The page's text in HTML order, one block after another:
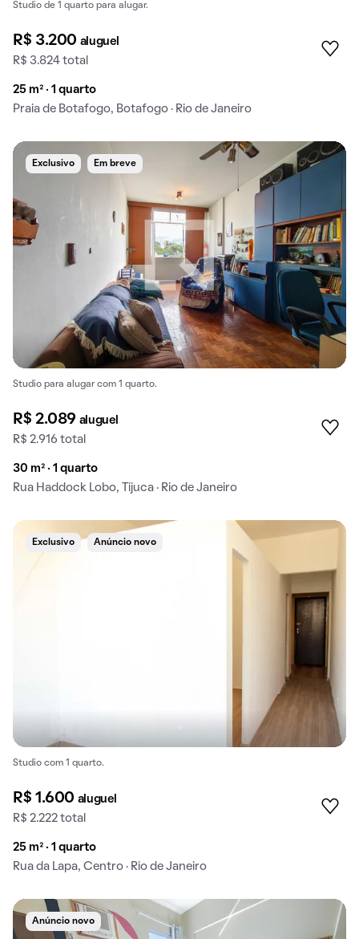
Studio de 1 quarto para alugar.
R$ 3.200 aluguel
R$ 3.824 total
25 m² · 1 quarto
Praia de Botafogo, Botafogo · Rio de Janeiro
Exclusivo Em breve
Studio para alugar com 1 quarto.
R$ 2.089 aluguel
R$ 2.916 total
30 m² · 1 quarto
Rua Haddock Lobo, Tijuca · Rio de Janeiro
Exclusivo Anúncio novo
Studio com 1 quarto.
R$ 1.600 aluguel
R$ 2.222 total
25 m² · 1 quarto
Rua da Lapa, Centro · Rio de Janeiro
Anúncio novo